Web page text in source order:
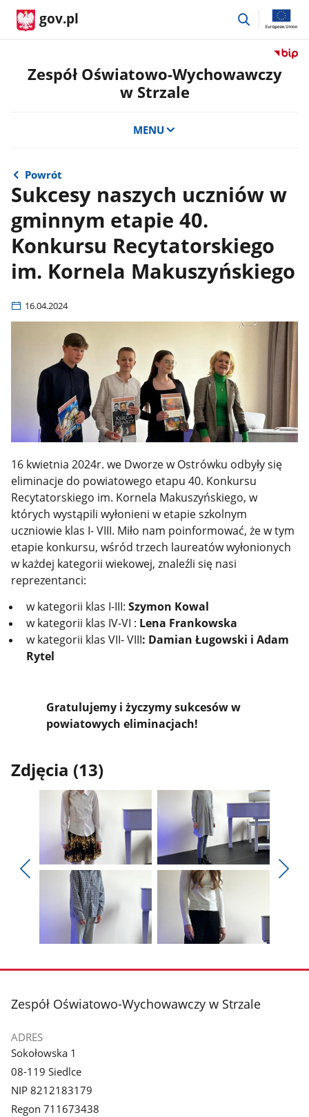
gov.pl
przejdź
Przejdź
do
Strzale
Zespół Oświatowo-Wychowawczy
w Strzale
MENU
Powrót
Sukcesy naszych uczniów w
gminnym etapie 40.
Konkursu Recytatorskiego
im. Kornela Makuszyńskiego
16.04.2024
16 kwietnia 2024r. we Dworze w Ostrówku odbyły się
eliminacje do powiatowego etapu 40. Konkursu
Recytatorskiego im. Kornela Makuszyńskiego, w
których wystąpili wyłonieni w etapie szkolnym
uczniowie klas I- VIII. Miło nam poinformować, że w tym
etapie konkursu, wśród trzech laureatów wyłonionych
w każdej kategorii wiekowej, znaleźli się nasi
reprezentanci:
w kategorii klas I-III: Szymon Kowal
w kategorii klas IV-VI : Lena Frankowska
w kategorii klas VII- VIII: Damian Ługowski i Adam
Rytel
Gratulujemy i życzymy sukcesów w
powiatowych eliminacjach!
Zdjęcia (13)
poprzednie
Pokaż
zdjęcie
Pokaż
zdjęcie
galerii.
galerii.
galerii.
stopka
Zespół Oświatowo-Wychowawczy w Strzale
ADRES
Sokołowska 1
08-119 Siedlce
NIP 8212183179
Regon 711673438